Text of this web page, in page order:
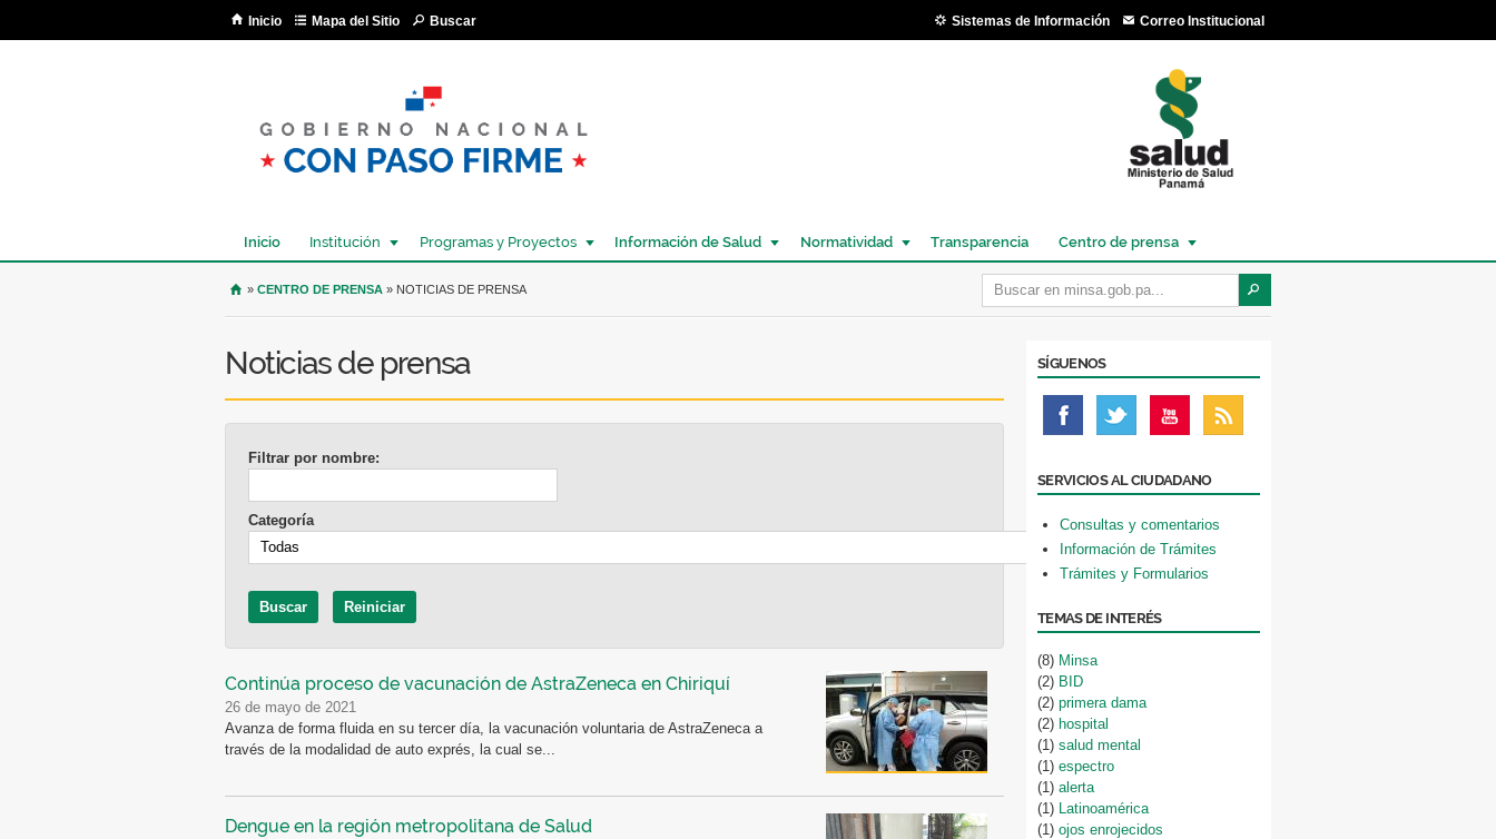
Inicio Mapa del Sitio Buscar Sistemas de Información Correo Institucional
Inicio Institución Programas y Proyectos Información de Salud Normatividad Transparencia Centro de prensa
USTED SE ENCUENTRA AQUÍ
» CENTRO DE PRENSA » NOTICIAS DE PRENSA
Noticias de prensa
Filtrar por nombre:
Categoría
Continúa proceso de vacunación de AstraZeneca en Chiriquí
26 de mayo de 2021
Avanza de forma fluida en su tercer día, la vacunación voluntaria de AstraZeneca a
través de la modalidad de auto exprés, la cual se...
Dengue en la región metropolitana de Salud
SÍGUENOS
SERVICIOS AL CIUDADANO
Consultas y comentarios
Información de Trámites
Trámites y Formularios
TEMAS DE INTERÉS
(8) Minsa
(2) BID
(2) primera dama
(2) hospital
(1) salud mental
(1) espectro
(1) alerta
(1) Latinoamérica
(1) ojos enrojecidos